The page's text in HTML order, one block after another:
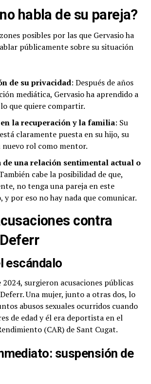
habla de su pareja?
posibles por las que Gervasio ha
públicamente sobre su situación
de su privacidad: Después de años
mediática, Gervasio ha aprendido a
que quiere compartir.
la recuperación y la familia: Su
claramente puesta en su hijo, su
nuevo rol como mentor.
de una relación sentimental actual o
cabe la posibilidad de que,
no tenga una pareja en este
y por eso no hay nada que comunicar.
contra
escándalo
surgieron acusaciones públicas
Una mujer, junto a otras dos, lo
abusos sexuales ocurridos cuando
de edad y él era deportista en el
(CAR) de Sant Cugat.
suspensión de